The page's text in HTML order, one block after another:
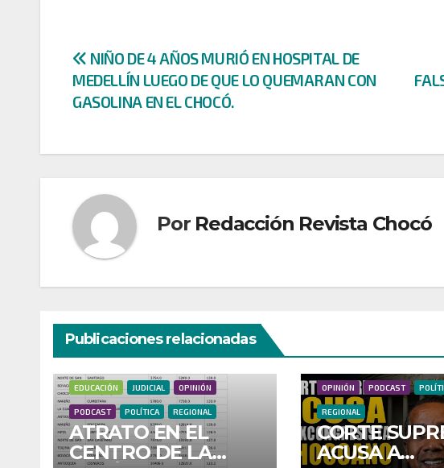
Navegación
de
NIÑO DE 4 AÑOS MURIÓ EN HOSPITAL DE
MEDELLÍN LUEGO DE QUE LO QUEMARAN CON
GASOLINA EN EL CHOCÓ.
Por Redacción Revista Chocó
Publicaciones relacionadas
EDUCACIÓN JUDICIAL OPINIÓN
PODCAST POLÍTICA REGIONAL
ATRATO EN EL
CENTRO DE LA
OPINIÓN PODCAST
REGIONAL
CORTE
ACUSA A